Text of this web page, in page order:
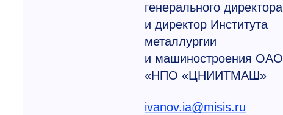
генерального директора
и директор Института
металлургии
и машиностроения ОАО
«НПО «ЦНИИТМАШ»
ivanov.ia@misis.ru